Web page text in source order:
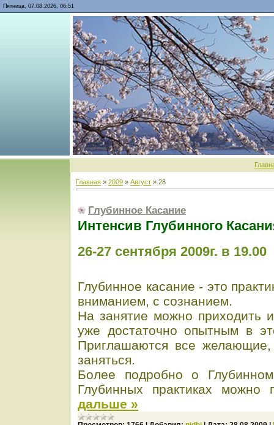
Пятница, 07.08.2026, 06:51
Главная » 2009 » Август » 28
Глубинное Касание
Интенсив Глубинного
26-27 сентября 2009г. в 19.00
Глубинное касание - это
вниманием, с сознанием.
На занятие можно приходить
уже достаточно опытным в
Приглашаются все
заняться.
Более подробно о
Глубинных практиках можно
дальше »